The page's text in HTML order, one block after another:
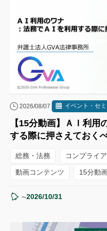
2026/08/07 イベント・セ
【15分動画】ＡＩ利用
する際に押さえておく
総務・法務 コンプライ
動画コンテンツ 15分動
〜2026/10/31